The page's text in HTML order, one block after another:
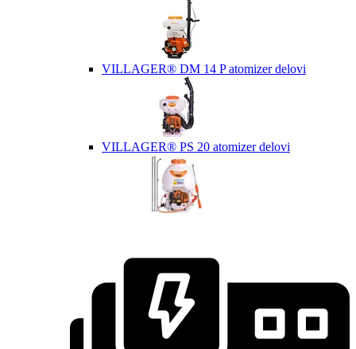
VILLAGER® DM 14 P atomizer delovi
VILLAGER® PS 20 atomizer delovi